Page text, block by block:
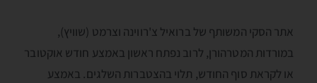
אתר הסקי המשותף של ברואיל צ'רווינה וצרמט (שוויץ),
במורדות המטרהורן, לרוב נפתח ראשון באמצע חודש אוקטובר
או לקראת סוף החודש, תלוי בהצטברות השלגים. באמצע